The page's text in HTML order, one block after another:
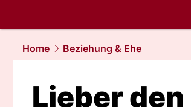
Home
Beziehung & Ehe
Lieber